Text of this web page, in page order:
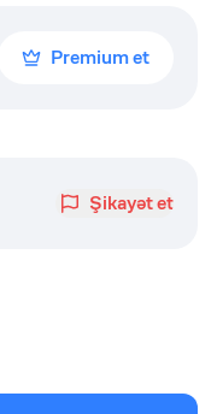
Premium et
Şikayət et